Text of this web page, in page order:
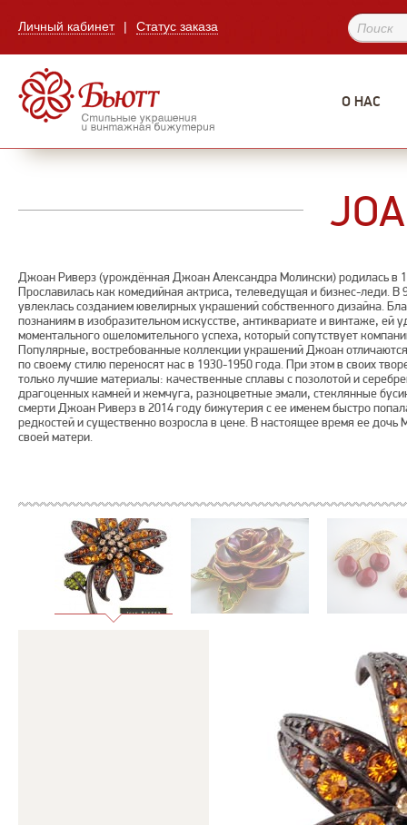
Личный кабинет | Статус заказа
О НАС
Джоан Риверз (урождённая Джоан Александра Молински) родилась в
Прославилась как комедийная актриса, телеведущая и бизнес-леди. В
увлеклась созданием ювелирных украшений собственного дизайна.
познаниям в изобразительном искусстве, антиквариате и винтаже, ей
моментального ошеломительного успеха, который сопутствует
Популярные, востребованные коллекции украшений Джоан
по своему стилю переносят нас в 1930-1950 года. При этом в своих
только лучшие материалы: качественные сплавы с позолотой и
драгоценных камней и жемчуга, разноцветные эмали, стеклянные
смерти Джоан Риверз в 2014 году бижутерия с ее именем быстро
редкостей и существенно возросла в цене. В настоящее время ее
своей матери.